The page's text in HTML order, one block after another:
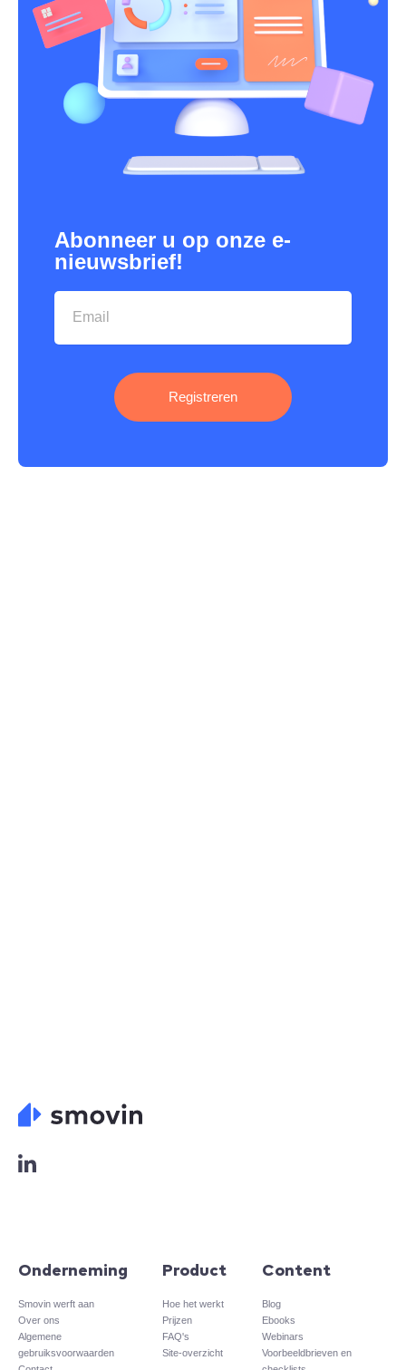
Abonneer u op onze e-
nieuwsbrief!
Registreren
L
n
e
d
i
n
Onderneming
Smovin werft aan
Over ons
Algemene
gebruiksvoorwaarden
Product
Hoe het werkt
Prijzen
FAQ's
Site-overzicht​
Content
Blog
Ebooks
Webinars
Voorbeeldbrieven en